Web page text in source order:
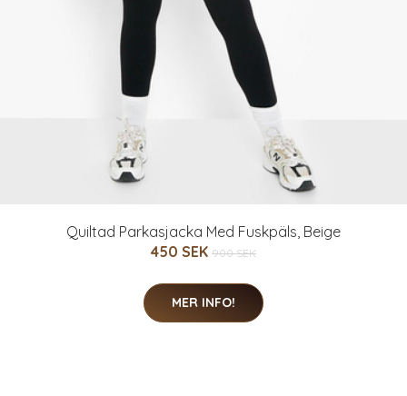
Quiltad Parkasjacka Med Fuskpäls, Beige
450 SEK 900 SEK
MER INFO!